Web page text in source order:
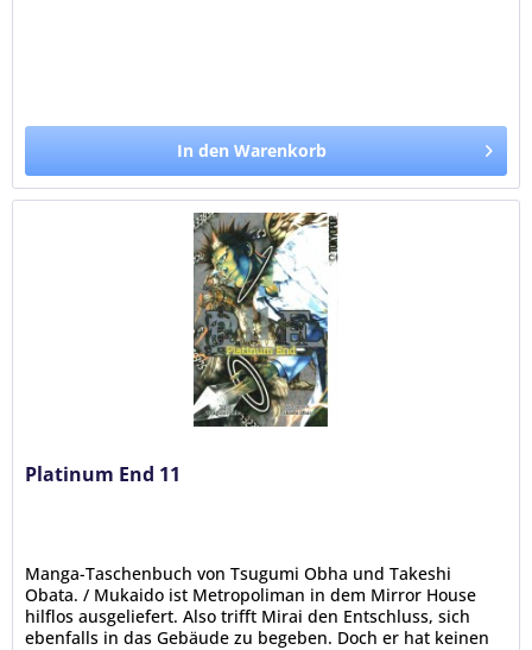
In den Warenkorb
Platinum End 11
Manga-Taschenbuch von Tsugumi Obha und Takeshi
Obata. / Mukaido ist Metropoliman in dem Mirror House
hilflos ausgeliefert. Also trifft Mirai den Entschluss, sich
ebenfalls in das Gebäude zu begeben. Doch er hat keinen